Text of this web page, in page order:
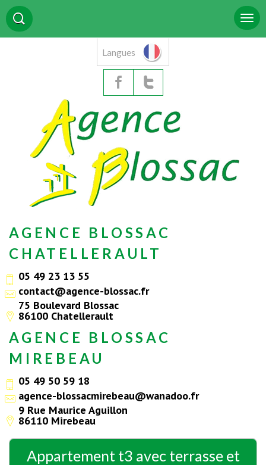
Langues
AGENCE BLOSSAC
CHATELLERAULT
05 49 23 13 55
contact@agence-blossac.fr
75 Boulevard Blossac
86100 Chatellerault
AGENCE BLOSSAC
MIREBEAU
05 49 50 59 18
agence-blossacmirebeau@wanadoo.fr
9 Rue Maurice Aguillon
86110 Mirebeau
appartement t3 avec terrasse et